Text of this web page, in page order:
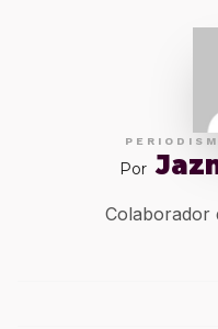
Por
Colaborador